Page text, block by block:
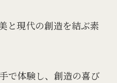
と現代の創造を結ぶ素
で体験し、創造の喜び